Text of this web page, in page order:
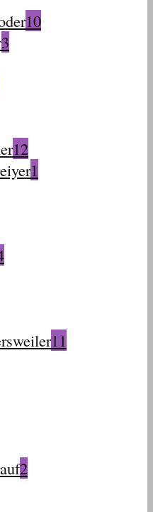
10
3
12
1
11
2